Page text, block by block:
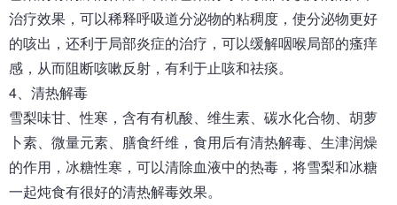
治疗效果，可以稀释呼吸道分泌物的粘稠度，使分泌物更好
的咳出，还利于局部炎症的治疗，可以缓解咽喉局部的瘙痒
感，从而阻断咳嗽反射，有利于止咳和祛痰。
4、清热解毒
雪梨味甘、性寒，含有有机酸、维生素、碳水化合物、胡萝
卜素、微量元素、膳食纤维，食用后有清热解毒、生津润燥
的作用，冰糖性寒，可以清除血液中的热毒，将雪梨和冰糖
一起炖食有很好的清热解毒效果。